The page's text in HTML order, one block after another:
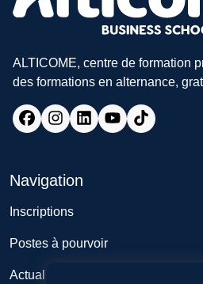
ALTICOME, centre de formation
des formations en alternance,
Navigation
Inscriptions
Postes à pourvoir
Actualités